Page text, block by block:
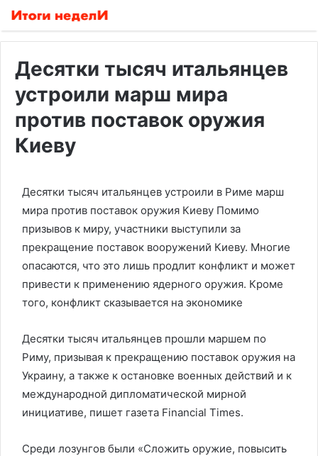
Десятки тысяч итальянцев
устроили марш мира
против поставок оружия
Киеву
Десятки тысяч итальянцев устроили в Риме марш
мира против поставок оружия Киеву Помимо
призывов к миру, участники выступили за
прекращение поставок вооружений Киеву. Многие
опасаются, что это лишь продлит конфликт и может
привести к применению ядерного оружия. Кроме
того, конфликт сказывается на экономике
Десятки тысяч итальянцев прошли маршем по
Риму, призывая к прекращению поставок оружия на
Украину, а также к остановке военных действий и к
международной дипломатической мирной
инициативе, пишет газета Financial Times.
Среди лозунгов были «Сложить оружие, повысить